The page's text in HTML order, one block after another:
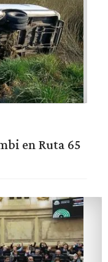
en Ruta 65